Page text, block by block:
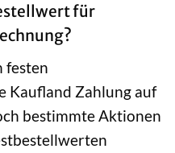
für
festen
Kaufland Zahlung auf
bestimmte Aktionen